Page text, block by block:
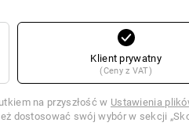
Klient prywatny
(Ceny z VAT)
na przyszłość w Ustawienia
dostosować swój wybór w sekcji